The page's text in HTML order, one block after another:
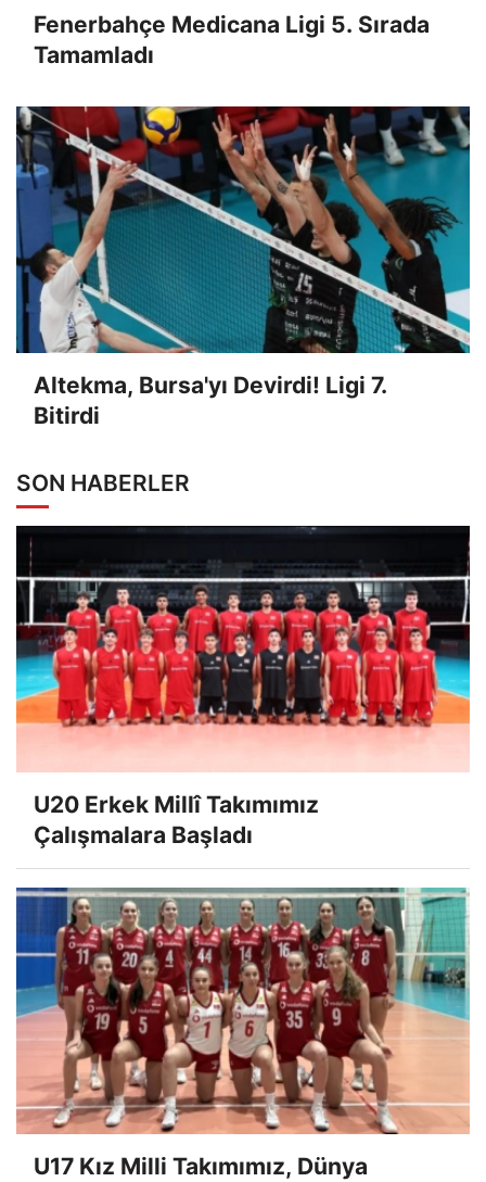
Fenerbahçe Medicana Ligi 5. Sırada
Tamamladı
Altekma, Bursa'yı Devirdi! Ligi 7.
Bitirdi
SON HABERLER
U20 Erkek Millî Takımımız
Çalışmalara Başladı
U17 Kız Milli Takımımız, Dünya